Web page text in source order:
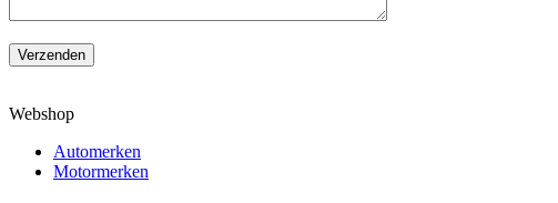
Verzenden
Webshop
Automerken
Motormerken